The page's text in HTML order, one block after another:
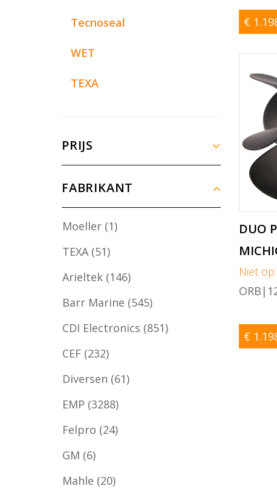
Tecnoseal
WET
TEXA
PRIJS
FABRIKANT
Moeller (1)
TEXA (51)
Arieltek (146)
Barr Marine (545)
CDI Electronics (851)
CEF (232)
Diversen (61)
EMP (3288)
Felpro (24)
GM (6)
Mahle (20)
€
DUO
Niet
€